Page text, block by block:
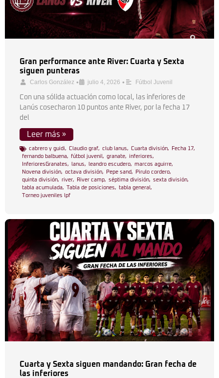
Gran performance ante River: Cuarta y Sexta
siguen punteras
Carlos González • julio 4, 2026 • Fútbol Juvenil
Con una sólida actuación como local, las inferiores de
Lanús cosecharon 10 puntos ante River, por la fecha 17
del
Leer más »
cabrero y guidi, Claudio graf, club lanus, Cuarta división, Fecha 17,
fernando balbuena, fútbol juvenil , granate, inferiores,
InferioresGranates, lanus, leandro escudero, marcos aguirre,
Novena división, octava división, Pepe sand, Pirulo cordero,
quinta división, river, River camp, séptima división, sexta división,
tabla acumulada, Tabla de posiciones, tabla general ,
Torneo juveniles lpf
Cuarta y Sexta siguen mandando: Gran fecha de
las inferiores